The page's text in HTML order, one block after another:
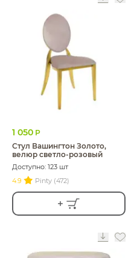
1 050 Р
Стул Вашингтон Золото,
велюр светло-розовый
Доступно: 123 шт
4.9
Pinty (472)